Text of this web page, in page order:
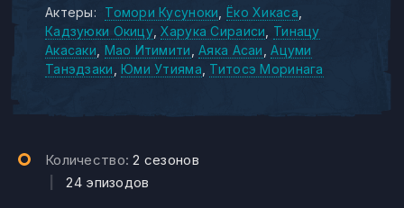
Актеры:
Томори Кусуноки Ёко Хикаса
Кадзуюки Окицу Харука Сираиси
Тинацу
Акасаки Мао Итимити Аяка Асаи
Ацуми
Танэдзаки Юми Утияма Титосэ Моринага
Количество:2 сезонов
|24 эпизодов